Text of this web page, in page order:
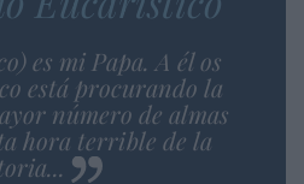
es mi Papa. A él os
está procurando la
número de almas
hora terrible de la